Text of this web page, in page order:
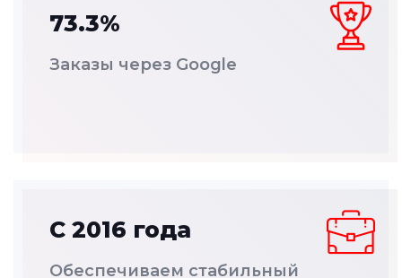
73.3%
Заказы через Google
С 2016 года
Обеспечиваем стабильный